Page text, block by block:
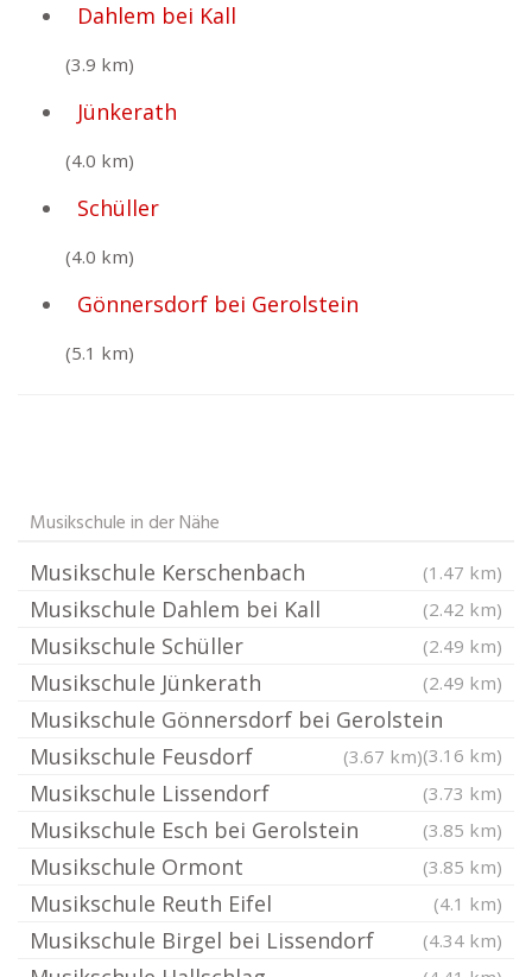
Dahlem bei Kall
(3.9 km)
Jünkerath
(4.0 km)
Schüller
(4.0 km)
Gönnersdorf bei Gerolstein
(5.1 km)
Musikschule in der Nähe
Musikschule Kerschenbach (1.47 km)
Musikschule Dahlem bei Kall (2.42 km)
Musikschule Schüller (2.49 km)
Musikschule Jünkerath (2.49 km)
Musikschule Gönnersdorf bei Gerolstein
(3.16 km)
Musikschule Feusdorf (3.67 km)
Musikschule Lissendorf (3.73 km)
Musikschule Esch bei Gerolstein (3.85 km)
Musikschule Ormont (3.85 km)
Musikschule Reuth Eifel (4.1 km)
Musikschule Birgel bei Lissendorf (4.34 km)